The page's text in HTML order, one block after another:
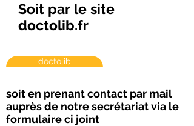
Soit par le site
doctolib.fr
doctolib
soit en prenant contact par mail
auprès de notre secrétariat via le
formulaire ci joint